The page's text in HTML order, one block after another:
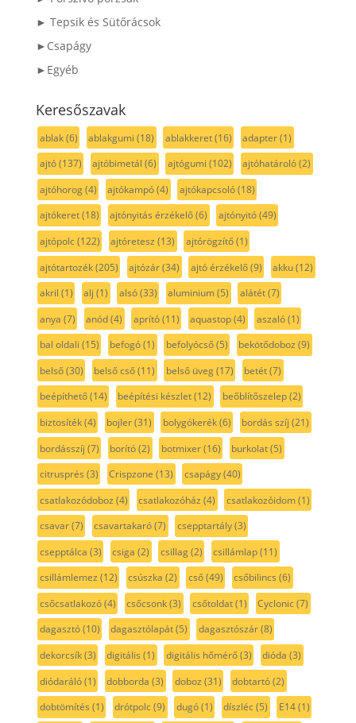
► Tepsik és Sütőrácsok
►Csapágy
►Egyéb
Keresőszavak
ablak(6) ablakgumi (18) ablakkeret(16) adapter(1)
ajtó(137) ajtóbimetál (6) ajtógumi (102) ajtóhatároló(2)
ajtóhorog(4) ajtókampó(4) ajtókapcsoló(18)
ajtókeret(18) ajtónyitás érzékelő(6) ajtónyitó(49)
ajtópolc(122) ajtóretesz (13) ajtórögzítő(1)
ajtótartozék(205) ajtózár(34) ajtó érzékelő(9) akku(12)
akril (1) alj (1) alsó(33) aluminium(5) alátét(7)
anya (7) anód(4) aprító(11) aquastop(4) aszaló(1)
bal oldali (15) befogó(1) befolyócső(5) bekötődoboz (9)
belső(30) belső cső(11) belső üveg(17) betét(7)
beépíthető(14) beépítési készlet(12) beőblítőszelep(2)
biztosíték(4) bojler(31) bolygókerék(6) bordás szíj (21)
bordásszíj (7) borító(2) botmixer(16) burkolat(5)
citrusprés (3) Crispzone (13) csapágy(40)
csatlakozódoboz (4) csatlakozóház (4) csatlakozóidom(1)
csavar(7) csavartakaró(7) csepptartály(3)
csepptálca (3) csiga (2) csillag(2) csillámlap(11)
csillámlemez (12) csúszka (2) cső(49) csőbilincs (6)
csőcsatlakozó(4) csőcsonk(3) csőtoldat(1) Cyclonic(7)
dagasztó(10) dagasztólapát(5) dagasztószár(8)
dekorcsík(3) digitális (1) digitális hőmérő(3) dióda (3)
diódaráló(1) dobborda (3) doboz (31) dobtartó(2)
dobtömítés (1) drótpolc(9) dugó(1) díszléc(5) E14(1)